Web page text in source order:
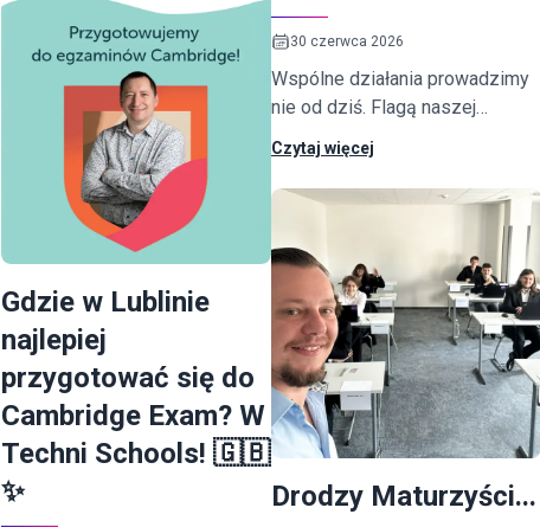
Gdzie w Lublinie
najlepiej
przygotować się do
Cambridge Exam? W
Techni Schools! 🇬🇧
✨
30 czerwca 2026
Wspólne działania prowadzimy
nie od dziś. Flagą naszej
współpracy jest #TECHHERWAY
- konferencja o kobietach w
technologii, którą organizujemy
Czytaj więcej
Drodzy Maturzyści...